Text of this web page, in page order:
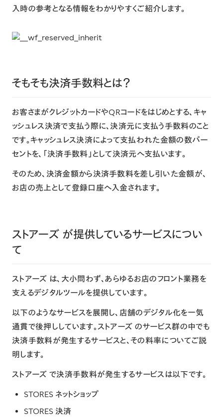
入時の参考となる情報をわかりやすくご紹介します。
そもそも決済手数料とは？
お客さまがクレジットカードやQRコードをはじめとする、キャ
ッシュレス決済で支払う際に、決済元に支払う手数料のこと
です。キャッシュレス決済によって支払われた金額の数パー
セントを、「決済手数料」として決済元へ支払います。
そのため、決済金額から決済手数料を差し引いた金額が、
お店の売上として登録口座へ入金されます。
ストアーズ が提供しているサービスについ
て
ストアーズ は、大小問わず、あらゆるお店のフロント業務を
支えるデジタルツールを提供しています。
以下のようなサービスを展開し、店舗のデジタル化を一気
通貫で後押ししています。ストアーズ のサービス群の中でも
決済手数料が発生するサービスと、その料率についてご説
明します。
ストアーズ で決済手数料が発生するサービスは以下です。
STORES ネットショップ
STORES 決済